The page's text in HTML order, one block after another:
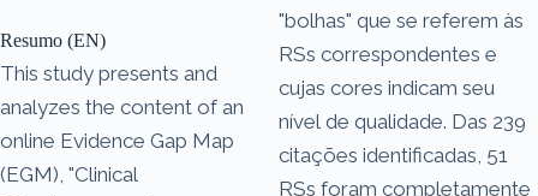
Resumo (EN)
This study presents and
analyzes the content of an
online Evidence Gap Map
(EGM), "Clinical
"bolhas" que se referem às
RSs correspondentes e
cujas cores indicam seu
nível de qualidade. Das 239
citações identificadas, 51
RSs foram completamente